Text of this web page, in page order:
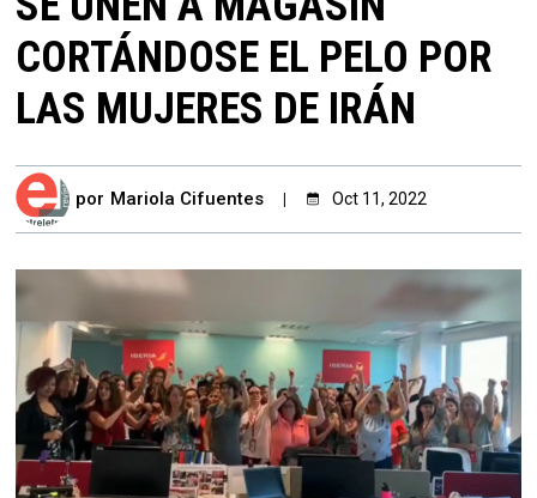
CORTÁNDOSE EL PELO POR
LAS MUJERES DE IRÁN
por Mariola Cifuentes Oct 11, 2022